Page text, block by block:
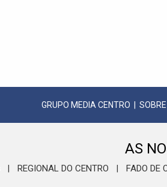
GRUPO MEDIA CENTRO
AS
REGIONAL DO CENTRO FADO DE